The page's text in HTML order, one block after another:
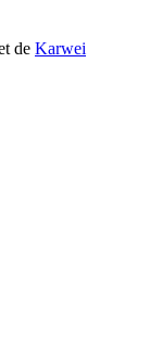
de Karwei